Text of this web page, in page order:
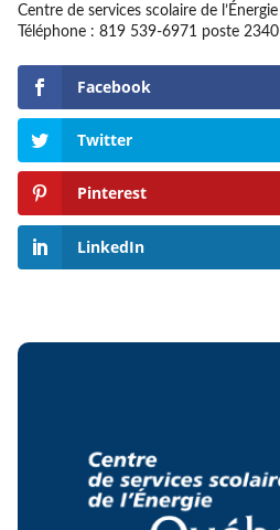
Centre de services scolaire de l’Énergie
Téléphone : 819 539-6971 poste 2340
Facebook
Twitter
Pinterest
LinkedIn